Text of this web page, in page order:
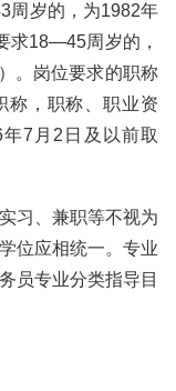
周岁的，为1982年
求18—45周岁的，
。岗位要求的职称
称，职称、职业资
7月2日及以前取
习、兼职等不视为
位应相统一。专业
员专业分类指导目